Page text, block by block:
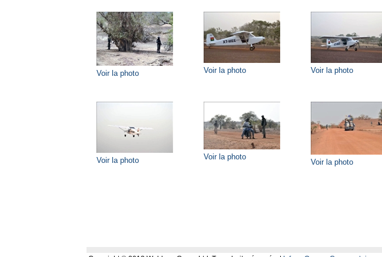
Voir la photo Voir la photo Voir la photo
Voir la photo Voir la photo
Voir la photo